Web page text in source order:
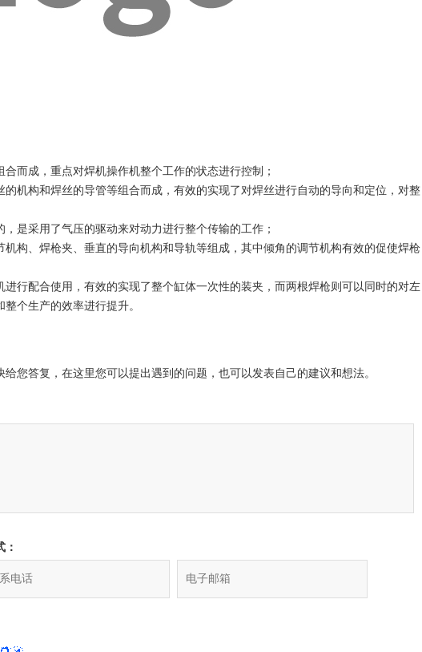
而成，重点对焊机操作机整个工作的状态进行控制；
机构和焊丝的导管等组合而成，有效的实现了对焊丝进行自动的导向和定位，对整
是采用了气压的驱动来对动力进行整个传输的工作；
构、焊枪夹、垂直的导向机构和导轨等组成，其中倾角的调节机构有效的促使焊枪
行配合使用，有效的实现了整个缸体一次性的装夹，而两根焊枪则可以同时的对左
个生产的效率进行提升。
您答复，在这里您可以提出遇到的问题，也可以发表自己的建议和想法。